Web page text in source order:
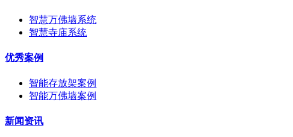
智慧万佛墙系统
智慧寺庙系统
优秀案例
智能存放架案例
智能万佛墙案例
新闻资讯